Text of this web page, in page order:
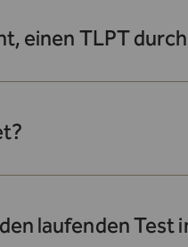
einen TLPT
laufenden